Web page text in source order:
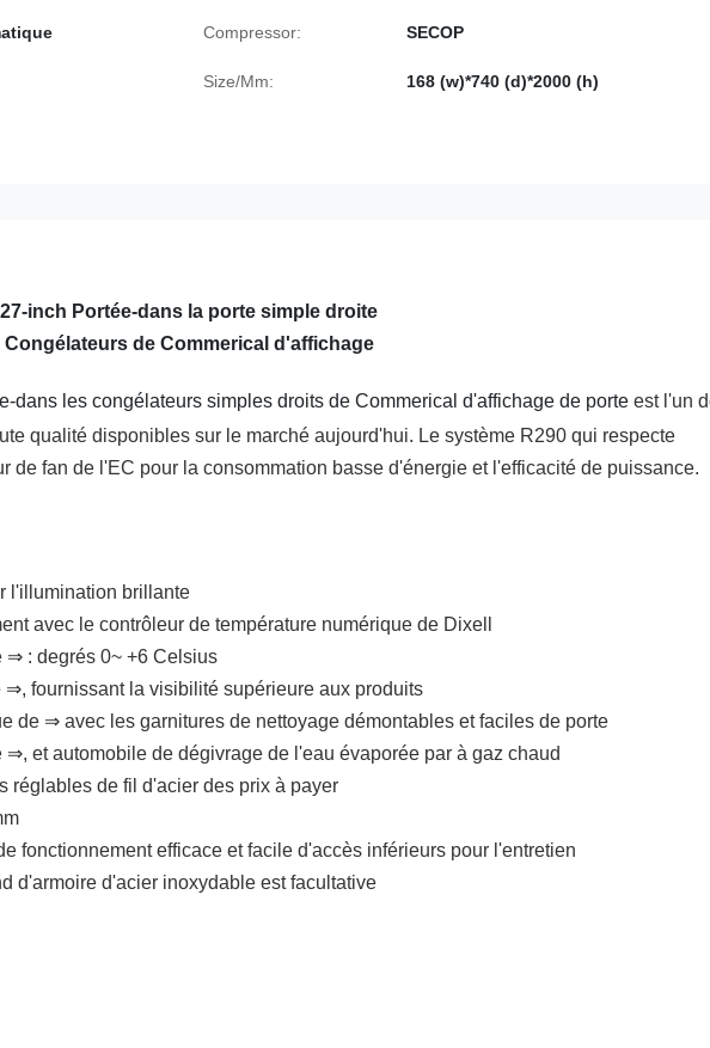
Compressor: SECOP
Size/Mm: 168 (w)*740 (d)*2000 (h)
27-inch Portée-dans la porte simple droite
Congélateurs de Commerical d'affichage
dans les congélateurs simples droits de Commerical d'affichage de porte est l'un
qualité disponibles sur le marché aujourd'hui. Le système R290 qui respecte
de fan de l'EC pour la consommation basse d'énergie et l'efficacité de puissance.
l'illumination brillante
avec le contrôleur de température numérique de Dixell
⇒ : degrés 0~ +6 Celsius
fournissant la visibilité supérieure aux produits
de ⇒ avec les garnitures de nettoyage démontables et faciles de porte
et automobile de dégivrage de l'eau évaporée par à gaz chaud
réglables de fil d'acier des prix à payer
fonctionnement efficace et facile d'accès inférieurs pour l'entretien
d'armoire d'acier inoxydable est facultative